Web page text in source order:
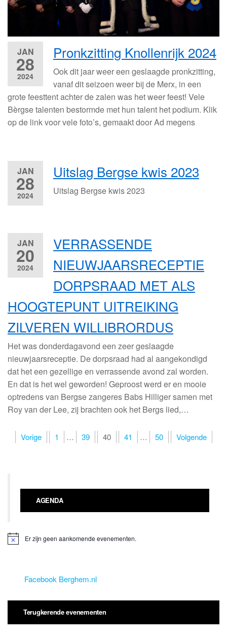
JAN
28
2024
Pronkzitting Knollenrijk 2024
Ook dit jaar weer een geslaagde pronkzitting,
vanaf dit seizoen weer bij de Merx, in een
grote feesttent achter de zalen was het weer feest! Vele
Bèrgse talenten bestormde met hun talent het podium. Klik
op de link voor vele foto’s, gemaakt door Ad megens
JAN
28
2024
Uitslag Bergse kwis 2023
Uitslag Bergse kwis 2023
JAN
20
2024
VERRASSENDE
NIEUWJAARSRECEPTIE
DORPSRAAD MET ALS
HOOGTEPUNT UITREIKING
ZILVEREN WILLIBRORDUS
Het was donderdagavond een zeer geslaagde
nieuwjaarsreceptie. De dorpsraad had al aangekondigd
dat het een gezellige en verrassende avond zal worden.
En dat is het wel geworden! Geproost werd er en mooie
optredens van Bergse zangeres Babs Hilliger samen met
Roy van der Lee, zij brachten ook het Bergs lied,…
Berichten
Vorige 1 … 39 40 41 … 50 Volgende
AGENDA
Er zijn geen aankomende evenementen.
Facebook Berghem.nl
Terugkerende evenementen